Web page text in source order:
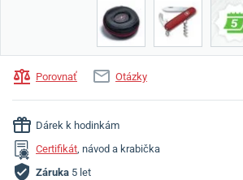
Porovnať Otázky
Dárek k hodinkám
Certifikát, návod a krabička
Záruka 5 let